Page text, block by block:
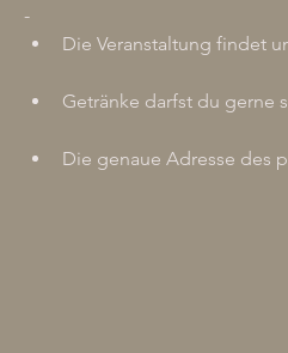
-
Die Veranstaltung findet
Getränke darfst du gerne
Die genaue Adresse des